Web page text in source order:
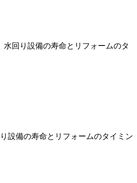
水回り設備の寿命とリフォームのタ
設備の寿命とリフォームのタイミン